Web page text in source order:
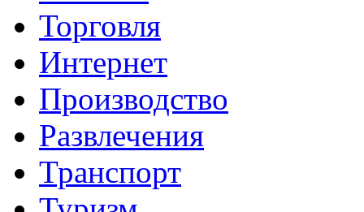
Торговля
Интернет
Производство
Развлечения
Транспорт